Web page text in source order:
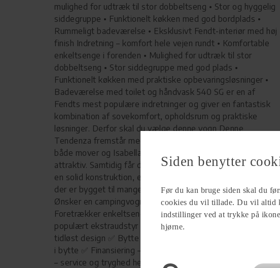
mulighed for udtræk til stor dobbeltseng • Stor og hyggelig
siddegruppe • Funktionelt køkken med god bordplads •
Rummeligt badeværelse • Eksklusivt Fendt-interiør med høj
finish Indretning – komfort hele vejen rundt • Komfortable
enkeltsenge i forenden • Mulighed for udtræk til stor
dobbeltseng • Stor siddegruppe med god plads •
Funktionelt køkken med praktiske opbevaringsløsninger •
Badeværelse med toilet og håndvask 540 SG er en af
Fendts mest populære indretninger og giver en fantastisk
kombination af sovekomfort, opholdsrum og praktiske
løsninger. Derfor skal du vælge denne vogn Denne
Tendenza fremstår meget velholdt og er udstyret med
både mover og Isabella Shadow, hvilket gør den ekstra
attraktiv. Samtidig får du den velkendte Fendt-kvalitet med
en solid konstruktion, et flot interiør og en campingvogn,
der er bygget til mange års camping. Perfekt til dig der: •
Ønsker en campingvogn med høj byggekvalitet •
Foretrækker enkeltsenge • Vil have en velholdt vogn med
populært ekstraudstyr • Sætter pris på komfort og et
tidløst design ✅ Bytte – vi tager gerne din nuværende vogn
i bytte ✅ Finansiering – fleksibel løsning ✅ Eget værksted
– service og tryghed hele vejen Hos Holbæk CaravanCenter
Siden benytter
Før du kan bruge siden skal du
cookies du vil tillade. Du vil altid
indstillinger ved at trykke på
hjørne.